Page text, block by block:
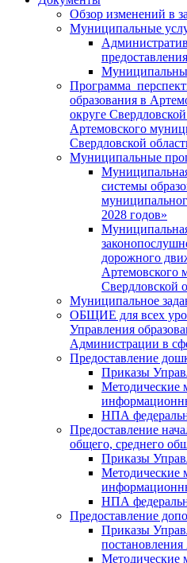
Обзор изменений в
Муниципальные
Программа
образования в
округе
Артемовского
Свердловской
Муниципальные
системы
2028 годов»
дорожного
Артемовского
Свердловской
Муниципальное
ОБЩИЕ для всех
Управления
Администрации в
Предоставление
Приказы
Методические
НПА
Предоставление
общего, среднего
Приказы
Методические
НПА
Предоставление
Приказы
Методические